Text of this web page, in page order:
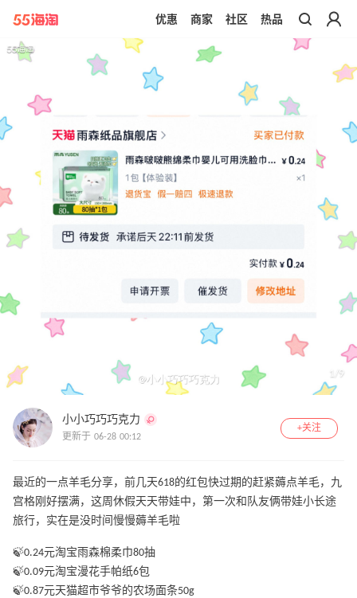
带你去官网买正品
优惠 商家 社区 热品
1 /9
小小巧巧巧克力
更新于 06-28 00:12
+关注
最近的一点羊毛分享，前几天618的红包快过期的赶紧薅点羊毛，九
宫格刚好摆满，这周休假天天带娃中，第一次和队友俩带娃小长途
旅行，实在是没时间慢慢薅羊毛啦
🍃0.24元淘宝雨森棉柔巾80抽
🍃0.09元淘宝漫花手帕纸6包
🍃0.87元天猫超市爷爷的农场面条50g